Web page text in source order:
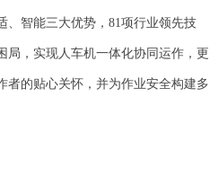
、智能三大优势，81项行业领先技
局，实现人车机一体化协同运作，更
者的贴心关怀，并为作业安全构建多